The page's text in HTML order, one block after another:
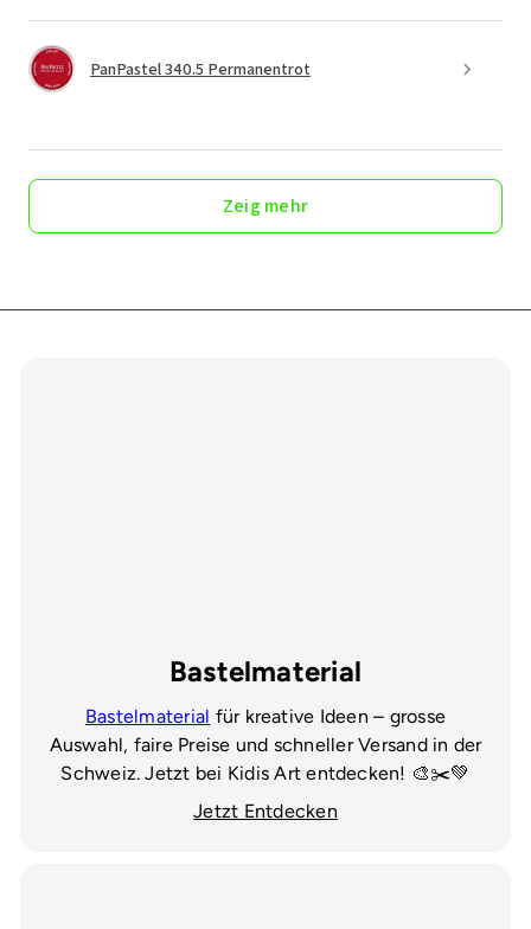
PanPastel 340.5 Permanentrot
Zeig mehr
Bastelmaterial
Bastelmaterial für kreative Ideen – grosse
Auswahl, faire Preise und schneller Versand in der
Schweiz. Jetzt bei Kidis Art entdecken! 🎨✂️💚
Jetzt Entdecken